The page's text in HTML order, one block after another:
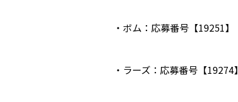
・ボム：応募番号【19251】
・ラーズ：応募番号【19274】